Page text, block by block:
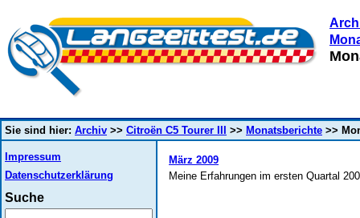
Sie sind hier: Archiv >> Citroën C5 Tourer III >> Monatsberichte >>
Impressum
Datenschutzerklärung
Suche
März 2009
Meine Erfahrungen im ersten Quartal